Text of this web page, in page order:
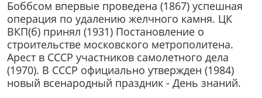
Боббсом впервые проведена (1867) успешная
операция по удалению желчного камня. ЦК
ВКП(б) принял (1931) Постановление о
строительстве московского метрополитена.
Арест в СССР участников самолетного дела
(1970). В СССР официально утвержден (1984)
новый всенародный праздник - День знаний.